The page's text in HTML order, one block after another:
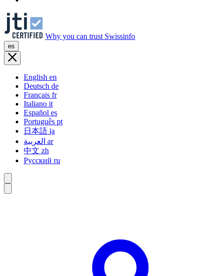
Why you can trust Swissinfo
es
English en
Deutsch de
Français fr
Italiano it
Español es
Português pt
日本語 ja
ar
中文 zh
Русский ru